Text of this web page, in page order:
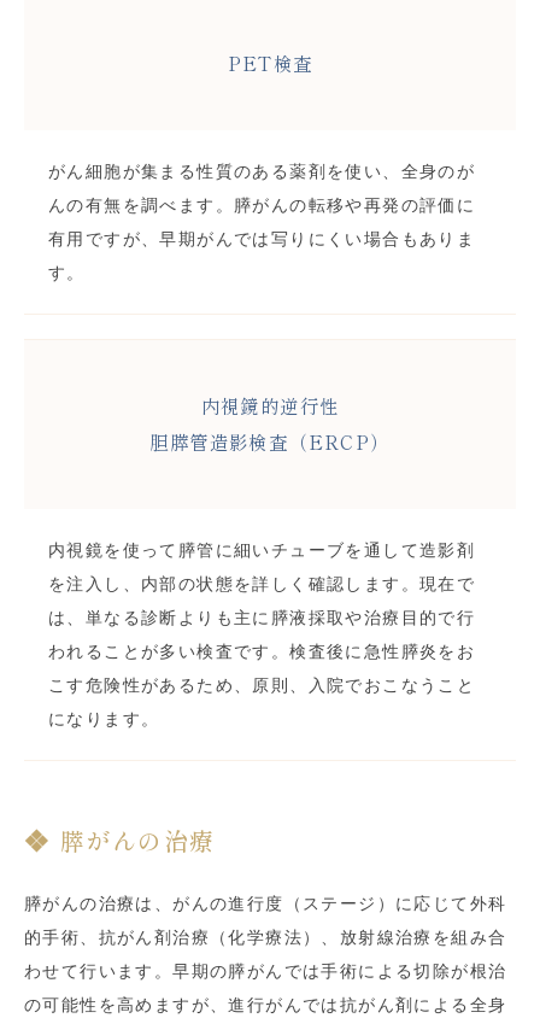
PET検査
がん細胞が集まる性質のある薬剤を使い、全身のが
んの有無を調べます。膵がんの転移や再発の評価に
有用ですが、早期がんでは写りにくい場合もありま
す。
内視鏡的逆行性
胆膵管造影検査（ERCP）
内視鏡を使って膵管に細いチューブを通して造影剤
を注入し、内部の状態を詳しく確認します。現在で
は、単なる診断よりも主に膵液採取や治療目的で行
われることが多い検査です。検査後に急性膵炎をお
こす危険性があるため、原則、入院でおこなうこと
になります。
膵がんの治療
膵がんの治療は、がんの進行度（ステージ）に応じて外科
的手術、抗がん剤治療（化学療法）、放射線治療を組み合
わせて行います。早期の膵がんでは手術による切除が根治
の可能性を高めますが、進行がんでは抗がん剤による全身